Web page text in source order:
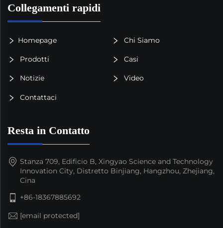
Collegamenti rapidi
Homepage Chi Siamo
Prodotti Casi
Notizie Video
Contattaci
Resta in Contatto
Stanza 709, Edificio B, Xingyao Science and Technology
Innovation City, Distretto Binjiang, Hangzhou, Zhejiang,
Cina
+86-18367885692
[email protected]